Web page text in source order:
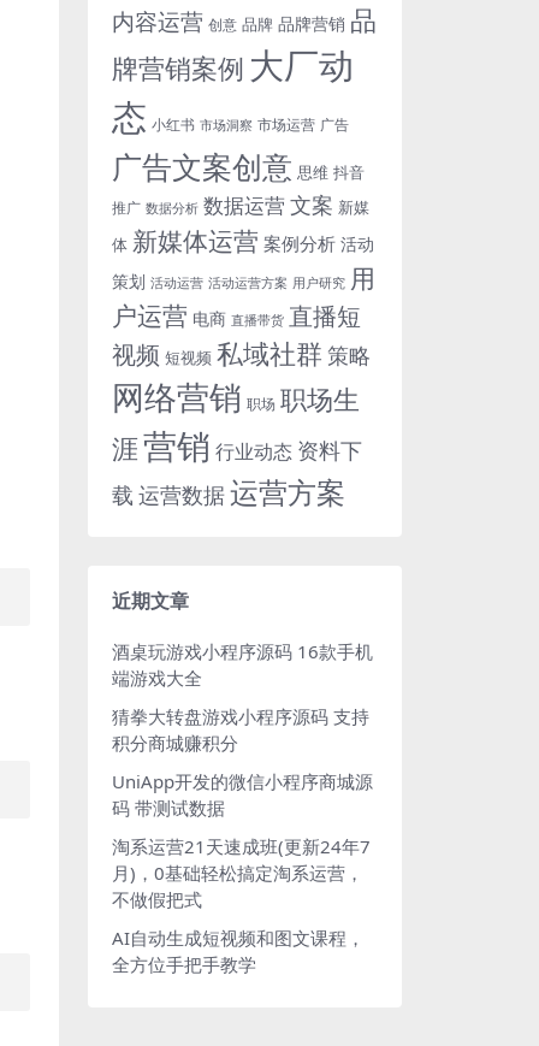
内容运营 创意 品牌 品牌营销 品
牌营销案例 大厂动
态 小红书 市场洞察 市场运营 广告
广告文案创意 思维 抖音
推广 数据分析 数据运营文案 新媒
体 新媒体运营 案例分析 活动
策划 活动运营 活动运营方案 用户研究 用
户运营 电商 直播带货 直播短
视频 短视频 私域社群 策略
网络营销 职场 职场生
涯营销 行业动态 资料下
载 运营数据运营方案
近期文章
酒桌玩游戏小程序源码 16款手机
端游戏大全
猜拳大转盘游戏小程序源码 支持
积分商城赚积分
UniApp开发的微信小程序商城源
码 带测试数据
淘系运营21天速成班(更新24年7
月)，0基础轻松搞定淘系运营，
不做假把式
AI自动生成短视频和图文课程，
全方位手把手教学